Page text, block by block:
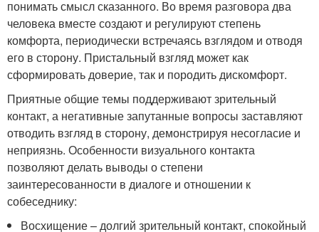
понимать смысл сказанного. Во время разговора два
человека вместе создают и регулируют степень
комфорта, периодически встречаясь взглядом и отводя
его в сторону. Пристальный взгляд может как
сформировать доверие, так и породить дискомфорт.
Приятные общие темы поддерживают зрительный
контакт, а негативные запутанные вопросы заставляют
отводить взгляд в сторону, демонстрируя несогласие и
неприязнь. Особенности визуального контакта
позволяют делать выводы о степени
заинтересованности в диалоге и отношении к
собеседнику:
Восхищение – долгий зрительный контакт, спокойный